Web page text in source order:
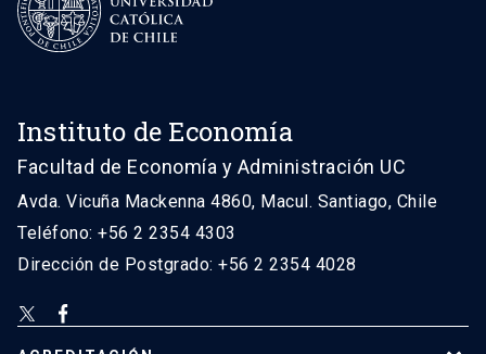
Instituto de Economía
Facultad de Economía y Administración UC
Avda. Vicuña Mackenna 4860, Macul. Santiago, Chile
Teléfono: +56 2 2354 4303
Dirección de Postgrado: +56 2 2354 4028